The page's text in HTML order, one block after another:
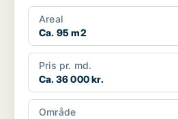
Areal
Ca. 95 m2
Pris pr. md.
Ca. 36 000 kr.
Område